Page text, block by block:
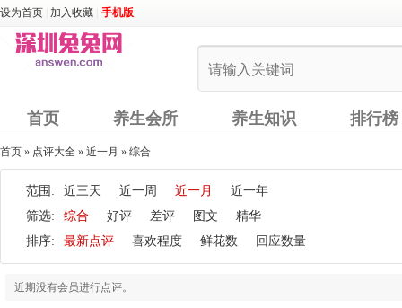
设为首页 加入收藏 手机版
首页 养生会所 养生知识 排行榜
首页 » 点评大全 » 近一月 » 综合
范围: 近三天 近一周 近一月
近一年
筛选:
综合 好评 差评 图文
精华
排序:
最新点评 喜欢程度 鲜花数 回应数量
近期没有会员进行点评。